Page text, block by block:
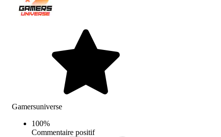
Gamersuniverse
100%
Commentaire positif